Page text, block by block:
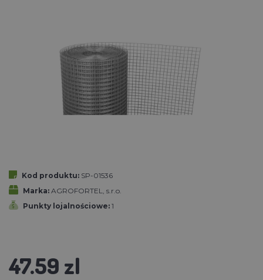
Kod produktu: SP-01536
Marka: AGROFORTEL, s.r.o.
Punkty lojalnościowe: 1
47.59 zl